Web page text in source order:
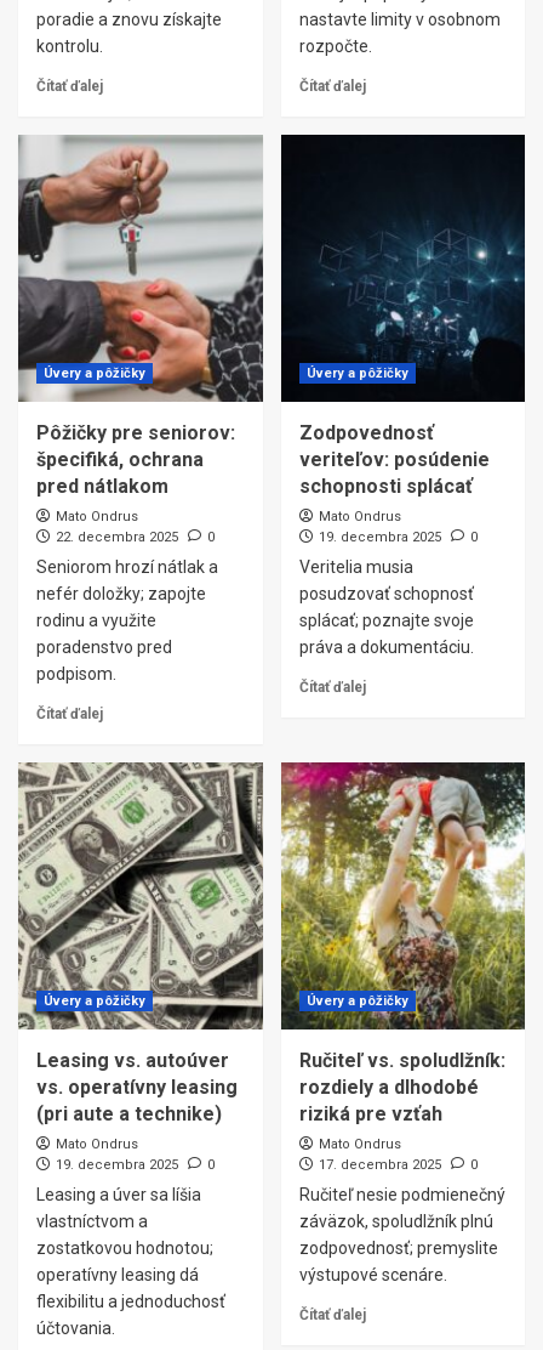
poradie a znovu získajte
kontrolu.
Čítať ďalej
nastavte limity v osobnom
rozpočte.
Čítať ďalej
Úvery a pôžičky
Pôžičky pre seniorov:
špecifiká, ochrana
pred nátlakom
Mato Ondrus
22. decembra 2025
0
Seniorom hrozí nátlak a
nefér doložky; zapojte
rodinu a využite
poradenstvo pred
podpisom.
Čítať ďalej
Úvery a pôžičky
Zodpovednosť
veriteľov: posúdenie
schopnosti splácať
Mato Ondrus
19. decembra 2025
0
Veritelia musia
posudzovať schopnosť
splácať; poznajte svoje
práva a dokumentáciu.
Čítať ďalej
Úvery a pôžičky
Leasing vs. autoúver
vs. operatívny leasing
(pri aute a technike)
Mato Ondrus
19. decembra 2025
0
Leasing a úver sa líšia
vlastníctvom a
zostatkovou hodnotou;
operatívny leasing dá
flexibilitu a jednoduchosť
účtovania.
Úvery a pôžičky
Ručiteľ vs. spoludlžník:
rozdiely a dlhodobé
riziká pre vzťah
Mato Ondrus
17. decembra 2025
0
Ručiteľ nesie podmienečný
záväzok, spoludlžník plnú
zodpovednosť; premyslite
výstupové scenáre.
Čítať ďalej